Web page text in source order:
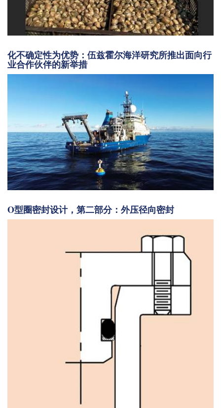
化不确定性为优势：伍兹霍尔海洋研究所推出面向行
业合作伙伴的新举措
O型圈密封设计，第二部分：外压径向密封